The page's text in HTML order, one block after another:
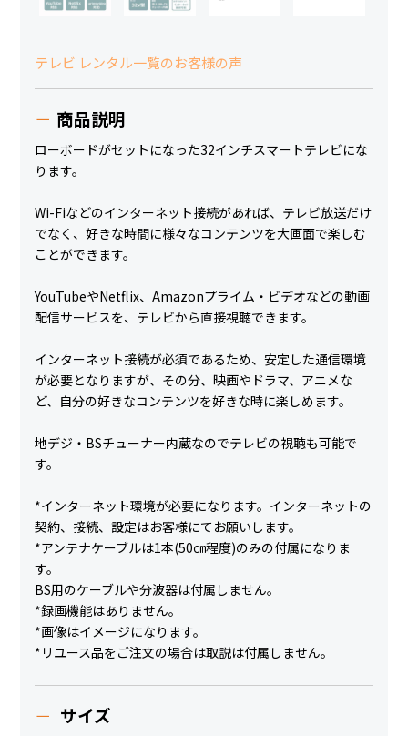
テレビ レンタル一覧のお客様の声
商品説明
ローボードがセットになった32インチスマートテレビにな
ります。
Wi-Fiなどのインターネット接続があれば、テレビ放送だけ
でなく、好きな時間に様々なコンテンツを大画面で楽しむ
ことができます。
YouTubeやNetflix、Amazonプライム・ビデオなどの動画
配信サービスを、テレビから直接視聴できます。
インターネット接続が必須であるため、安定した通信環境
が必要となりますが、その分、映画やドラマ、アニメな
ど、自分の好きなコンテンツを好きな時に楽しめます。
地デジ・BSチューナー内蔵なのでテレビの視聴も可能で
す。
*インターネット環境が必要になります。インターネットの
契約、接続、設定はお客様にてお願いします。
*アンテナケーブルは1本(50㎝程度)のみの付属になりま
す。
BS用のケーブルや分波器は付属しません。
*録画機能はありません。
*画像はイメージになります。
*リユース品をご注文の場合は取説は付属しません。
サイズ